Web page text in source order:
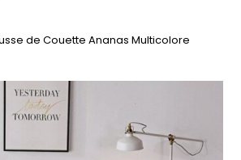
de Couette Ananas Multicolore